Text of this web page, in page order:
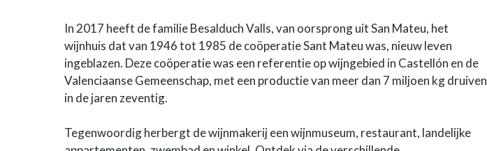
In 2017 heeft de familie Besalduch Valls, van oorsprong uit San Mateu, het
wijnhuis dat van 1946 tot 1985 de coöperatie Sant Mateu was, nieuw leven
ingeblazen. Deze coöperatie was een referentie op wijngebied in Castellón en de
Valenciaanse Gemeenschap, met een productie van meer dan 7 miljoen kg druiven
in de jaren zeventig.
Tegenwoordig herbergt de wijnmakerij een wijnmuseum, restaurant, landelijke